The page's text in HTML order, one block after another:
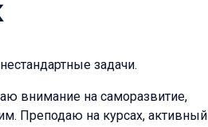
задачи.
внимание на саморазвитие,
Преподаю на курсах, активный